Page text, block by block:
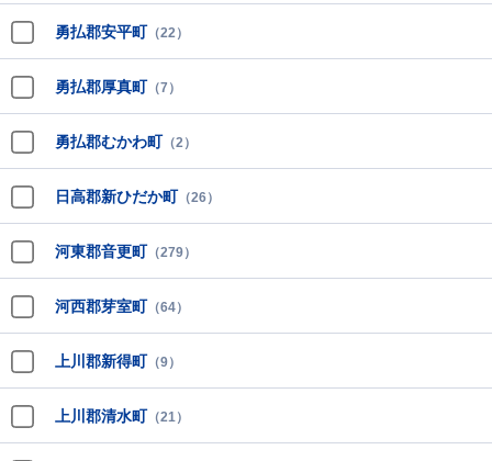
勇払郡安平町 （22）
勇払郡厚真町 （7）
勇払郡むかわ町 （2）
日高郡新ひだか町 （26）
河東郡音更町 （279）
河西郡芽室町 （64）
上川郡新得町 （9）
上川郡清水町 （21）